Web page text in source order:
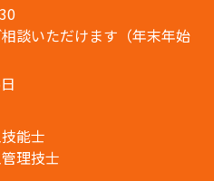
談いただけます（年末年始
能士
理技士